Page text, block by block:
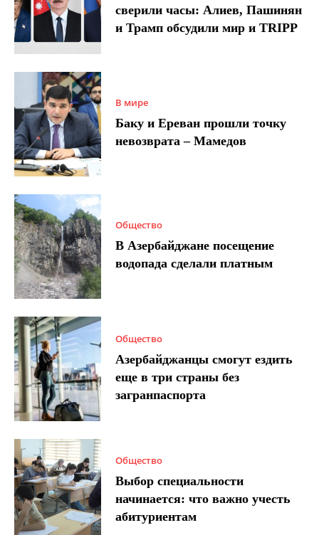
сверили часы: Алиев, Пашинян
и Трамп обсудили мир и TRIPP
В мире
Баку и Ереван прошли точку
невозврата – Мамедов
Общество
В Азербайджане посещение
водопада сделали платным
Общество
Азербайджанцы смогут ездить
еще в три страны без
загранпаспорта
Общество
Выбор специальности
начинается: что важно учесть
абитуриентам